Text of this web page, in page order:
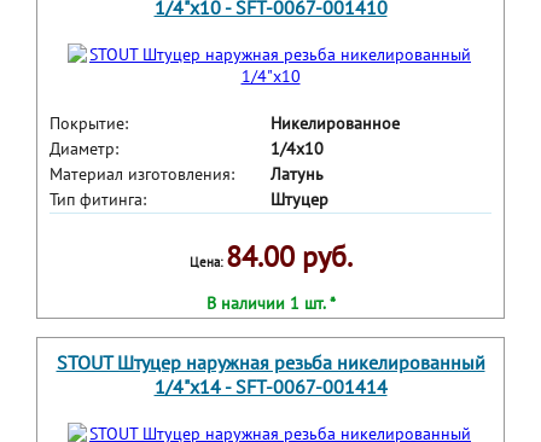
1/4"x10 - SFT-0067-001410
Покрытие:
Никелированное
Диаметр:
1/4x10
Материал изготовления:
Латунь
Тип фитинга:
Штуцер
Цена: 84.00 руб.
В наличии 1 шт. *
STOUT Штуцер наружная резьба никелированный
1/4"x14 - SFT-0067-001414